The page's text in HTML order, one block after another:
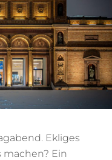
Ekliges
machen? Ein